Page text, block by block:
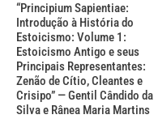
“Principium Sapientiae:
Introdução à História do
Estoicismo: Volume 1:
Estoicismo Antigo e seus
Principais Representantes:
Zenão de Cítio, Cleantes e
Crisipo” — Gentil Cândido da
Silva e Rânea Maria Martins